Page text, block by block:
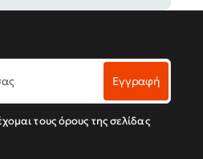
Εγγραφή
τους όρους της σελίδας